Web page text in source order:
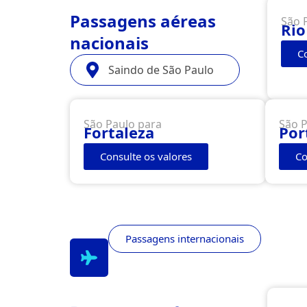
Passagens aéreas
nacionais
Saindo de São Paulo
São
São Paulo para
Fortaleza
Consulte os valores
São
Passagens internacionais